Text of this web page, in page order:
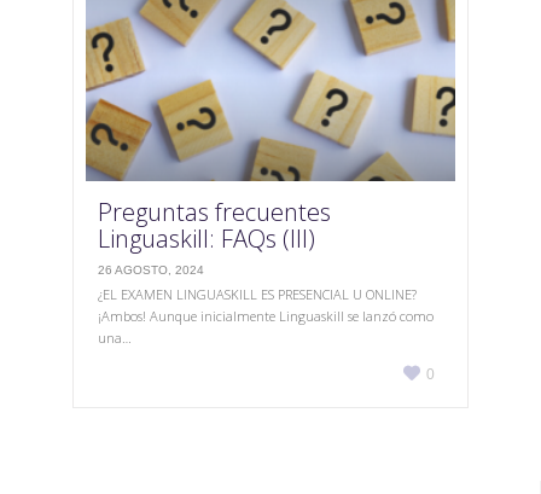
Preguntas frecuentes
Linguaskill: FAQs (III)
26 AGOSTO, 2024
¿EL EXAMEN LINGUASKILL ES PRESENCIAL U ONLINE?
¡Ambos! Aunque inicialmente Linguaskill se lanzó como
una…
Love
0